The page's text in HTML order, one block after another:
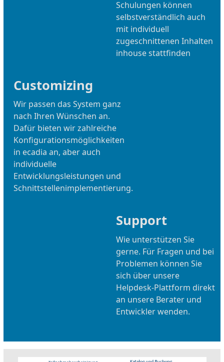
Schulungen können
selbstverständlich auch
mit individuell
zugeschnittenen Inhalten
inhouse stattfinden
Customizing
Wir passen das System ganz
nach Ihren Wünschen an.
Dafür bieten wir zahlreiche
Konfigurationsmöglichkeiten
in ecadia an, aber auch
individuelle
Entwicklungsleistungen und
Schnittstellenimplementierung.
Support
Wie unterstützen Sie
gerne. Für Fragen und bei
Problemen können Sie
sich über unsere
Helpdesk-Plattform direkt
an unsere Berater und
Entwickler wenden.